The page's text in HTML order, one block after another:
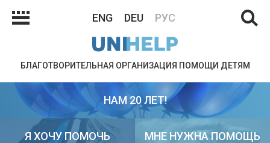
ENG DEU РУС
БЛАГОТВОРИТЕЛЬНАЯ ОРГАНИЗАЦИЯ ПОМОЩИ ДЕТЯМ
НАМ 20 ЛЕТ!
Я ХОЧУ ПОМОЧЬ МНЕ НУЖНА ПОМОЩЬ